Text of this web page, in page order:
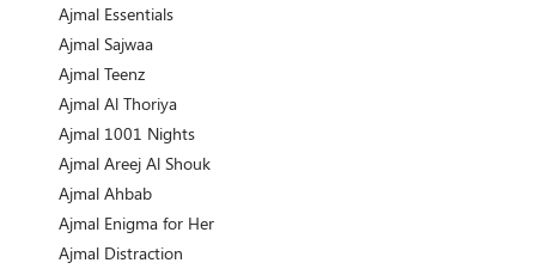
Ajmal Essentials
Ajmal Sajwaa
Ajmal Teenz
Ajmal Al Thoriya
Ajmal 1001 Nights
Ajmal Areej Al Shouk
Ajmal Ahbab
Ajmal Enigma for Her
Ajmal Distraction